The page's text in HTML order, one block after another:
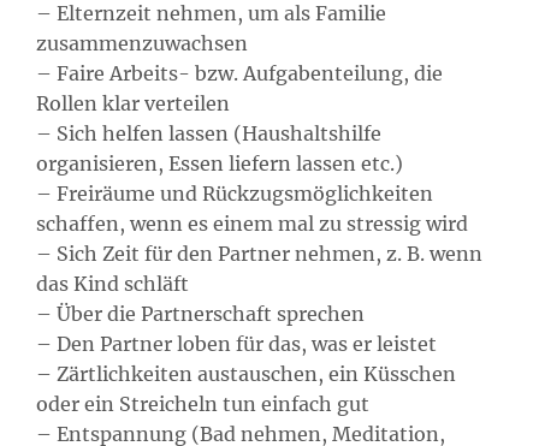
– Elternzeit nehmen, um als Familie
zusammenzuwachsen
– Faire Arbeits- bzw. Aufgabenteilung, die
Rollen klar verteilen
– Sich helfen lassen (Haushaltshilfe
organisieren, Essen liefern lassen etc.)
– Freiräume und Rückzugsmöglichkeiten
schaffen, wenn es einem mal zu stressig wird
– Sich Zeit für den Partner nehmen, z. B. wenn
das Kind schläft
– Über die Partnerschaft sprechen
– Den Partner loben für das, was er leistet
– Zärtlichkeiten austauschen, ein Küsschen
oder ein Streicheln tun einfach gut
– Entspannung (Bad nehmen, Meditation,